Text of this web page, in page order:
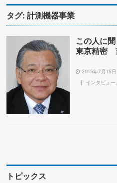
タグ:計測機器事業
この人に
東京精密
2015年7月15日
インタビュー
トピックス